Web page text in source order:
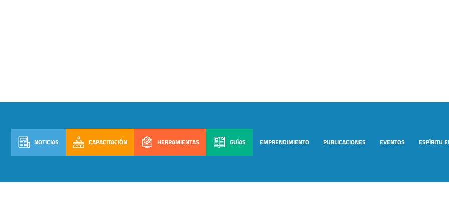
NOTICIAS CAPACITACIÓN HERRAMIENTAS GUÍAS EMPRENDIMIENTO PUBLICACIONES EVENTOS ESPÍRITU